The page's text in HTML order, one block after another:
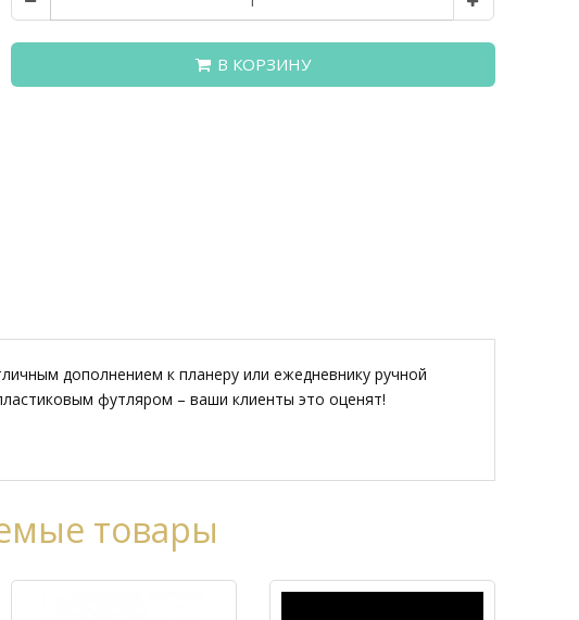
В КОРЗИНУ
дополнением к планеру или ежедневнику ручной
футляром – ваши клиенты это оценят!
товары